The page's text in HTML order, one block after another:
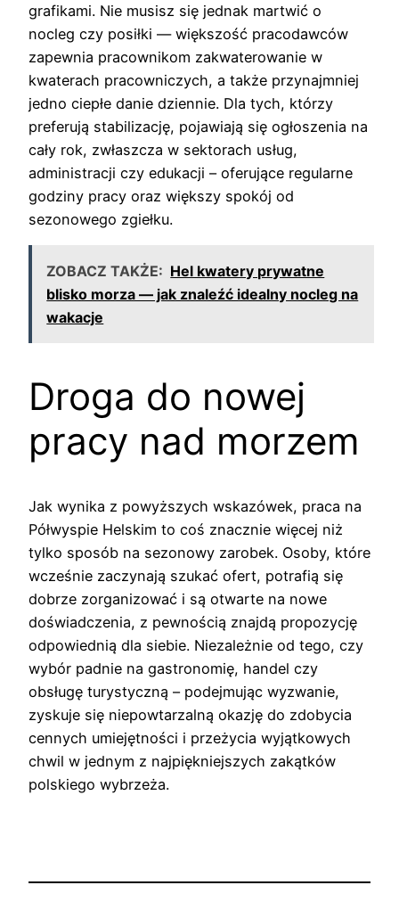
grafikami. Nie musisz się jednak martwić o
nocleg czy posiłki — większość pracodawców
zapewnia pracownikom zakwaterowanie w
kwaterach pracowniczych, a także przynajmniej
jedno ciepłe danie dziennie. Dla tych, którzy
preferują stabilizację, pojawiają się ogłoszenia na
cały rok, zwłaszcza w sektorach usług,
administracji czy edukacji – oferujące regularne
godziny pracy oraz większy spokój od
sezonowego zgiełku.
ZOBACZ TAKŻE: Hel kwatery prywatne
blisko morza — jak znaleźć idealny nocleg na
wakacje
Droga do nowej
pracy nad morzem
Jak wynika z powyższych wskazówek, praca na
Półwyspie Helskim to coś znacznie więcej niż
tylko sposób na sezonowy zarobek. Osoby, które
wcześnie zaczynają szukać ofert, potrafią się
dobrze zorganizować i są otwarte na nowe
doświadczenia, z pewnością znajdą propozycję
odpowiednią dla siebie. Niezależnie od tego, czy
wybór padnie na gastronomię, handel czy
obsługę turystyczną – podejmując wyzwanie,
zyskuje się niepowtarzalną okazję do zdobycia
cennych umiejętności i przeżycia wyjątkowych
chwil w jednym z najpiękniejszych zakątków
polskiego wybrzeża.